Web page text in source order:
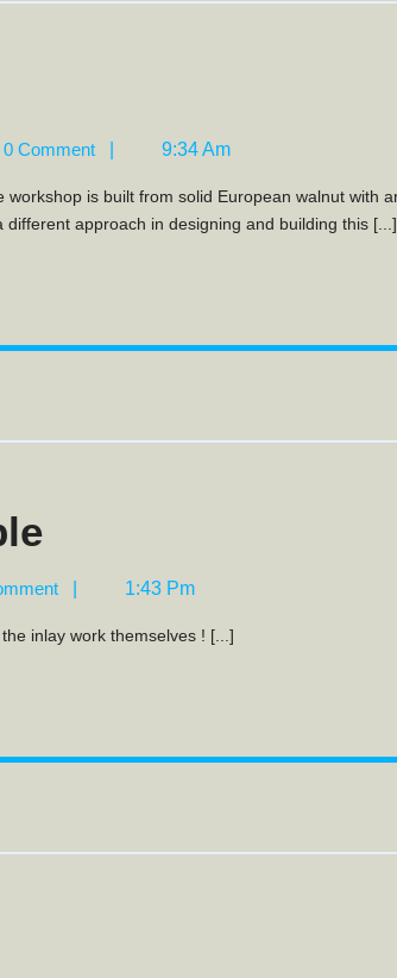
Comment 9:34 Am
approach in designing and building this [...]
Convertible
1:43 Pm
inlay work themselves ! [...]